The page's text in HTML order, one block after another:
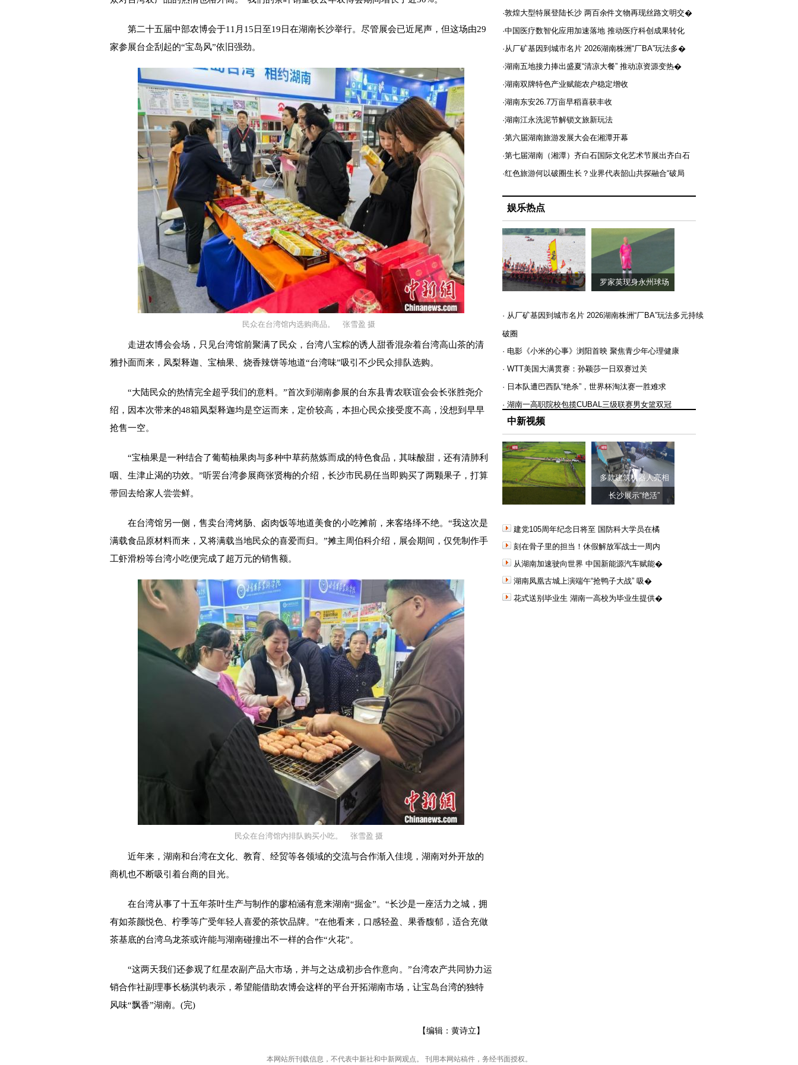
第二十五届中部农博会于11月15日至19日在湖南长沙举行。尽管展会已近尾声，但这场由29
家参展台企刮起的“宝岛风”依旧强劲。
民众在台湾馆内选购商品。 张雪盈 摄
走进农博会会场，只见台湾馆前聚满了民众，台湾八宝粽的诱人甜香混杂着台湾高山茶的清
雅扑面而来，凤梨释迦、宝柚果、烧香辣饼等地道“台湾味”吸引不少民众排队选购。
“大陆民众的热情完全超乎我们的意料。”首次到湖南参展的台东县青农联谊会会长张胜尧介
绍，因本次带来的48箱凤梨释迦均是空运而来，定价较高，本担心民众接受度不高，没想到早早
抢售一空。
“宝柚果是一种结合了葡萄柚果肉与多种中草药熬炼而成的特色食品，其味酸甜，还有清肺利
咽、生津止渴的功效。”听罢台湾参展商张贤梅的介绍，长沙市民易任当即购买了两颗果子，打算
带回去给家人尝尝鲜。
在台湾馆另一侧，售卖台湾烤肠、卤肉饭等地道美食的小吃摊前，来客络绎不绝。“我这次是
满载食品原材料而来，又将满载当地民众的喜爱而归。”摊主周伯科介绍，展会期间，仅凭制作手
工虾滑粉等台湾小吃便完成了超万元的销售额。
民众在台湾馆内排队购买小吃。 张雪盈 摄
近年来，湖南和台湾在文化、教育、经贸等各领域的交流与合作渐入佳境，湖南对外开放的
商机也不断吸引着台商的目光。
在台湾从事了十五年茶叶生产与制作的廖柏涵有意来湖南“掘金”。“长沙是一座活力之城，拥
有如茶颜悦色、柠季等广受年轻人喜爱的茶饮品牌。”在他看来，口感轻盈、果香馥郁，适合充做
茶基底的台湾乌龙茶或许能与湖南碰撞出不一样的合作“火花”。
“这两天我们还参观了红星农副产品大市场，并与之达成初步合作意向。”台湾农产共同协力运
销合作社副理事长杨淇钧表示，希望能借助农博会这样的平台开拓湖南市场，让宝岛台湾的独特
风味“飘香”湖南。(完)
【编辑：黄诗立】
·敦煌大型特展登陆长沙 两百余件文物再现丝路文明交�
·中国医疗数智化应用加速落地 推动医疗科创成果转化
·从厂矿基因到城市名片 2026湖南株洲“厂BA”玩法多�
·湖南五地接力捧出盛夏“清凉大餐” 推动凉资源变热�
·湖南双牌特色产业赋能农户稳定增收
·湖南东安26.7万亩早稻喜获丰收
·湖南江永洗泥节解锁文旅新玩法
·第六届湖南旅游发展大会在湘潭开幕
·第七届湖南（湘潭）齐白石国际文化艺术节展出齐白石
·红色旅游何以破圈生长？业界代表韶山共探融合“破局
娱乐热点
罗家英现身永州球场
· 从厂矿基因到城市名片 2026湖南株洲“厂BA”玩法多元持续
破圈
· 电影《小米的心事》浏阳首映 聚焦青少年心理健康
· WTT美国大满贯赛：孙颖莎一日双赛过关
· 日本队遭巴西队“绝杀”，世界杯淘汰赛一胜难求
· 湖南一高职院校包揽CUBAL三级联赛男女篮双冠
中新视频
多款建筑机器人亮相
长沙展示“绝活”
建党105周年纪念日将至 国防科大学员在橘
刻在骨子里的担当！休假解放军战士一周内
从湖南加速驶向世界 中国新能源汽车赋能�
湖南凤凰古城上演端午“抢鸭子大战” 吸�
花式送别毕业生 湖南一高校为毕业生提供�
本网站所刊载信息，不代表中新社和中新网观点。 刊用本网站稿件，务经书面授权。